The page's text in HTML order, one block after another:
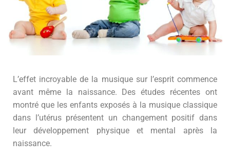
L’effet incroyable de la musique sur l’esprit commence
avant même la naissance. Des études récentes ont
montré que les enfants exposés à la musique classique
dans l’utérus présentent un changement positif dans
leur développement physique et mental après la
naissance.